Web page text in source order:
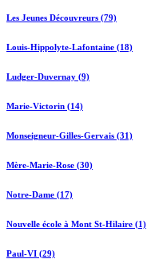
Les Jeunes Découvreurs (79)
Louis-Hippolyte-Lafontaine (18)
Ludger-Duvernay (9)
Marie-Victorin (14)
Monseigneur-Gilles-Gervais (31)
Mère-Marie-Rose (30)
Notre-Dame (17)
Nouvelle école à Mont St-Hilaire (1)
Paul-VI (29)